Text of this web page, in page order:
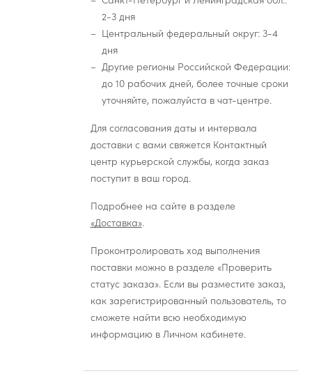
2-3 дня
Центральный федеральный округ: 3-4
дня
Другие регионы Российской Федерации:
до 10 рабочих дней, более точные сроки
уточняйте, пожалуйста в чат-центре.
Для согласования даты и интервала
доставки с вами свяжется Контактный
центр курьерской службы, когда заказ
поступит в ваш город.
Подробнее на сайте в разделе
«Доставка».
Проконтролировать ход выполнения
поставки можно в разделе «Проверить
статус заказа». Если вы разместите заказ,
как зарегистрированный пользователь, то
сможете найти всю необходимую
информацию в Личном кабинете.